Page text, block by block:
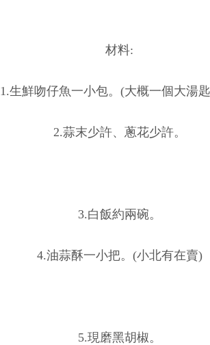
材料:
1.生鮮吻仔魚一小包。(大概一個大湯
2.蒜末少許、蔥花少許。
3.白飯約兩碗。
4.油蒜酥一小把。(小北有在賣)
5.現磨黑胡椒。